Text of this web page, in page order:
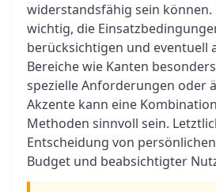
widerstandsfähig sein können.
wichtig, die
berücksichtigen und eventuell
Bereiche wie Kanten
spezielle Anforderungen oder
Akzente kann eine
Methoden sinnvoll sein.
Entscheidung von
Budget und beabsichtigter